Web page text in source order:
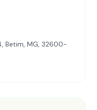
Betim, MG, 32600-